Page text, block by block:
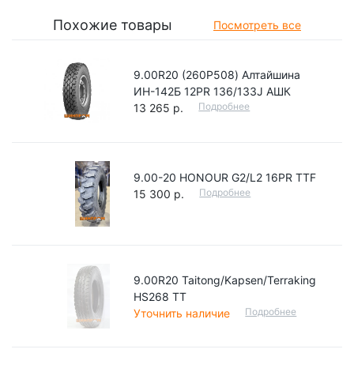
Похожие товары Посмотреть все
9.00R20 (260Р508) Алтайшина
ИН-142Б 12PR 136/133J АШК
13 265 р.
Подробнее
9.00-20 HONOUR G2/L2 16PR TTF
15 300 р.
Подробнее
9.00R20 Taitong/Kapsen/Terraking
HS268 TT
Уточнить наличие
Подробнее